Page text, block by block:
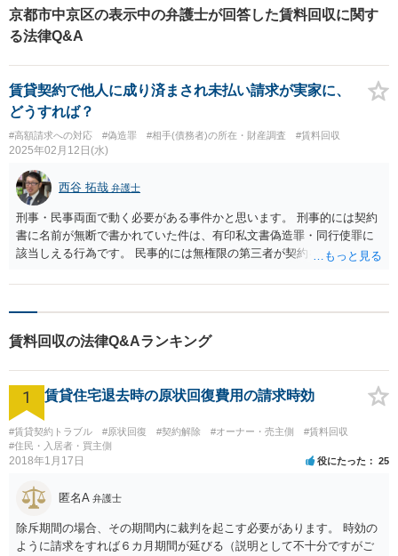
献を徹底的に調べた上で、粘り強く主張を展開することにより、テナント側
との信頼関係破壊が認められ、無事明渡しが認められました。
京都市中京区の表示中の弁護士が回答した賃料回収に関す
る法律Q&A
賃貸契約で他人に成り済まされ未払い請求が実家に、
どうすれば？
#高額請求への対応 #偽造罪 #相手(債務者)の所在・財産調査 #賃料回収
2025年02月12日(水)
西谷 拓哉 弁護士
刑事・民事両面で動く必要がある事件かと思います。 刑事的には契約
書に名前が無断で書かれていた件は、有印私文書偽造罪・同行使罪に
該当しえる行為です。 民事的には無権限の第三者が契約を代わりにし
す。この時、刑事事件として動いていることも考慮される可能性があ
賃料回収の法律Q&Aランキング
1 賃貸住宅退去時の原状回復費用の請求時効
#賃貸契約トラブル #原状回復 #契約解除 #オーナー・売主側
#賃料回収
#住民・入居者・買主側
2018年1月17日 役にたった 25
匿名A 弁護士
除斥期間の場合、その期間内に裁判を起こす必要があります。 時効の
ように請求をすれば６カ月期間が延びる（説明として不十分ですがご